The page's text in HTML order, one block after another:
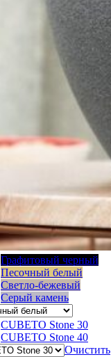
Графитовый черный
Песочный белый
Светло-бежевый
Серый камень
CUBETO Stone 30
CUBETO Stone 40
Очистить